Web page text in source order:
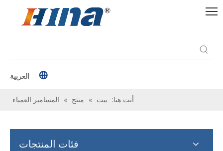
العربية
أنت هنا: بيت » منتج » المسامير العمياء
فئات المنتجات